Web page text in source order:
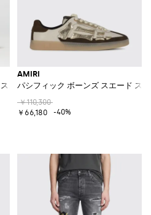
ニーカー
AMIRI
パシフィック ボーンズ スエード ス
￥110,300
￥66,180
-40%